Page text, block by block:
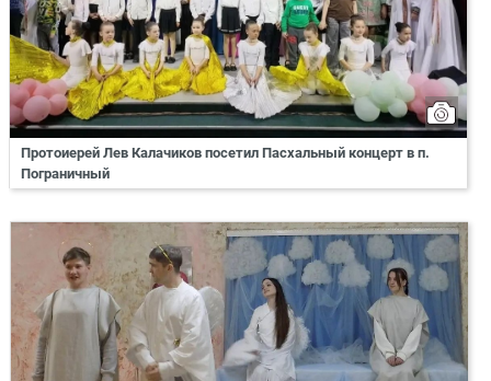
Протоиерей Лев Калачиков посетил Пасхальный концерт в п.
Пограничный